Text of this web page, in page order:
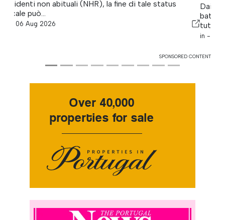
Dai lanci sul mercato alle revisioni normative, fino alle
battaglie politiche, i mercati del gioco d’azzardo di
tutto il mondo...
SPONSORED CONTENT
Over 40,000
properties for sale